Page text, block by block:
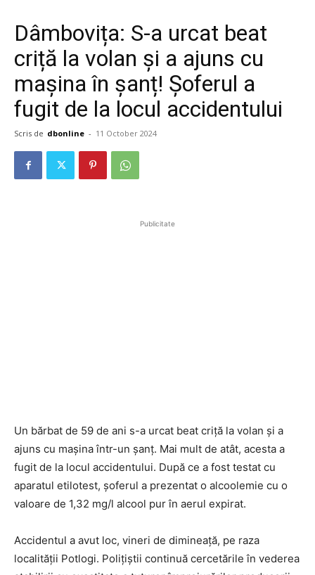
Dâmbovița: S-a urcat beat
criță la volan și a ajuns cu
mașina în șanț! Șoferul a
fugit de la locul accidentului
Scris de dbonline - 11 October 2024
Publicitate
Un bărbat de 59 de ani s-a urcat beat criță la volan și a
ajuns cu mașina într-un șanț. Mai mult de atât, acesta a
fugit de la locul accidentului. După ce a fost testat cu
aparatul etilotest, șoferul a prezentat o alcoolemie cu o
valoare de 1,32 mg/l alcool pur în aerul expirat.
Accidentul a avut loc, vineri de dimineață, pe raza
localității Potlogi. Polițiștii continuă cercetările în vederea